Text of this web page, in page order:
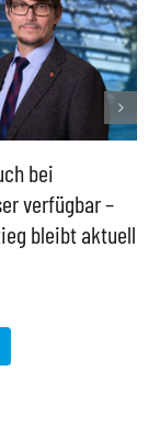
bei
verfügbar –
bleibt aktuell